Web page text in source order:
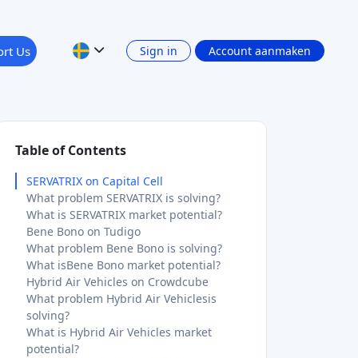
Us Sign in Account aanmaken
Table of Contents
SERVATRIX on Capital Cell
What problem SERVATRIX is solving?
What is SERVATRIX market potential?
Bene Bono on Tudigo
What problem Bene Bono is solving?
What isBene Bono market potential?
Hybrid Air Vehicles on Crowdcube
What problem Hybrid Air Vehiclesis
solving?
What is Hybrid Air Vehicles market
potential?